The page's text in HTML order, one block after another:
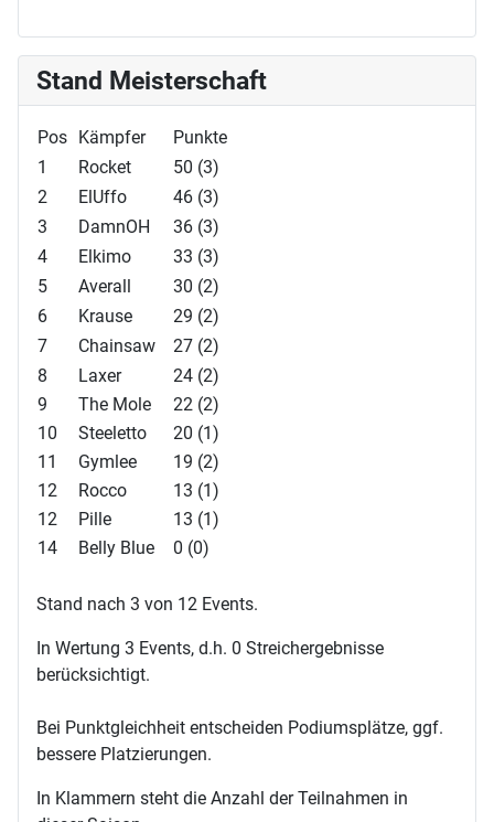
Stand Meisterschaft
Pos Kämpfer
Punkte
1
Rocket
50 (3)
2
ElUffo
46 (3)
3
DamnOH
36 (3)
4
Elkimo
33 (3)
5
Averall
30 (2)
6
Krause
29 (2)
7
Chainsaw
27 (2)
8
Laxer
24 (2)
9
The Mole
22 (2)
10
Steeletto
20 (1)
11
Gymlee
19 (2)
12
Rocco
13 (1)
12
Pille
13 (1)
14
Belly Blue 0 (0)
Stand nach 3 von 12 Events.
In Wertung 3 Events, d.h. 0 Streichergebnisse
berücksichtigt.
Bei Punktgleichheit entscheiden Podiumsplätze, ggf.
bessere Platzierungen.
In Klammern steht die Anzahl der Teilnahmen in